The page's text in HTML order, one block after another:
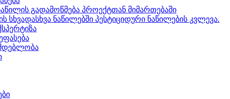
გადამოწმება პროექტთან მიმართებაში
სხვადასხვა ნაწილებში პესტიციდური ნაწილების კვლევა.